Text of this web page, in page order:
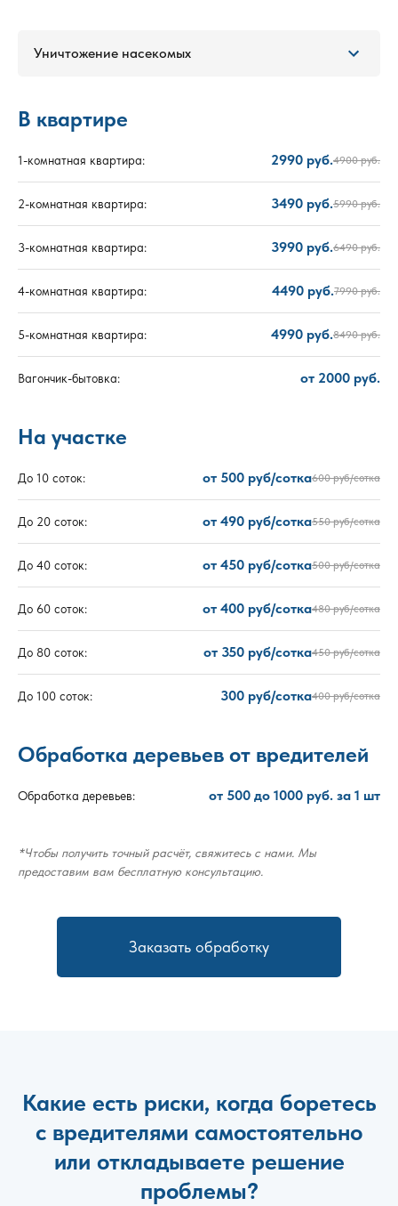
Уничтожение насекомых
В квартире
1-комнатная квартира: 2990 руб.4900 руб.
2-комнатная квартира: 3490 руб.5990 руб.
3-комнатная квартира: 3990 руб.6490 руб.
4-комнатная квартира: 4490 руб.7990 руб.
5-комнатная квартира: 4990 руб.8490 руб.
Вагончик-бытовка: от 2000 руб.
На участке
До 10 соток: от 500 руб/сотка600 руб/сотка
До 20 соток: от 490 руб/сотка550 руб/сотка
До 40 соток: от 450 руб/сотка500 руб/сотка
До 60 соток: от 400 руб/сотка480 руб/сотка
До 80 соток: от 350 руб/сотка450 руб/сотка
До 100 соток: 300 руб/сотка400 руб/сотка
Обработка деревьев от вредителей
Обработка деревьев: от 500 до 1000 руб. за 1 шт
*Чтобы получить точный расчёт, свяжитесь с нами. Мы
предоставим вам бесплатную консультацию.
Заказать обработку
Какие есть риски, когда боретесь
с вредителями самостоятельно
или откладываете решение
проблемы?